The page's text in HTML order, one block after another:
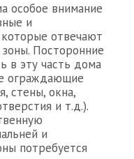
особое внимание
и
отвечают
Посторонние
в эту часть дома
ограждающие
стены, окна,
и т.д.).
и
потребуется